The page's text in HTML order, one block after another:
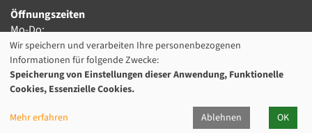
Öffnungszeiten
Mo-Do:
09:30 – 12:00 Uhr und
13:00 – 15:30 Uhr
Fr:
9:30 – 12:00 Uhr
(in den Ferien ggf. abweichende Servicezeiten)
Wir speichern und verarbeiten Ihre personenbezogenen
Informationen für folgende Zwecke:
Speicherung von Einstellungen dieser Anwendung, Funktionelle
Cookies, Essenzielle Cookies.
Mehr erfahren Ablehnen OK